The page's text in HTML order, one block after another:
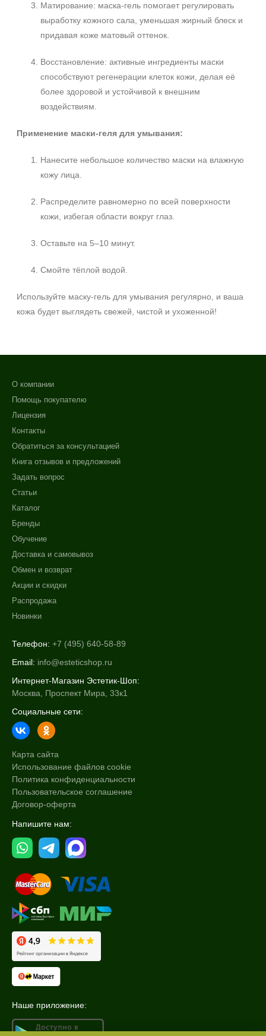
Область применения
Веки
Декольте
Лицо
Показать еще
Объём
Ингредиенты
AHA-кислоты
Показать еще
Ежедневный
Матирование: маска-гель помогает регулировать
выработку кожного сала, уменьшая жирный блеск и
придавая коже матовый оттенок.
Восстановление: активные ингредиенты маски
способствуют регенерации клеток кожи, делая её
более здоровой и устойчивой к внешним
воздействиям.
Применение маски-геля для умывания:
Нанесите небольшое количество маски на влажную
кожу лица.
Распределите равномерно по всей поверхности
кожи, избегая области вокруг глаз.
Оставьте на 5–10 минут.
Смойте тёплой водой.
Используйте маску-гель для умывания регулярно, и ваша
кожа будет выглядеть свежей, чистой и ухоженной!
О компании
Помощь покупателю
Лицензия
Контакты
Обратиться за консультацией
Книга отзывов и предложений
Задать вопрос
Статьи
Каталог
Бренды
Обучение
Доставка и самовывоз
Обмен и возврат
Акции и скидки
Распродажа
Новинки
Телефон: +7 (495) 640-58-89
Email: info@esteticshop.ru
Интернет-Магазин Эстетик-Шоп:
Москва, Проспект Мира, 33к1
Социальные сети:
Карта сайта
Использование файлов cookie
Политика конфиденциальности
Пользовательское соглашение
Договор-оферта
Напишите нам:
Наше приложение:
Не показывать предложение о консультации
+7 (929) 933-09-89